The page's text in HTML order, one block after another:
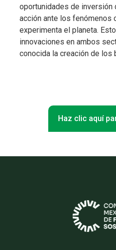
oportunidades de inversión
acción ante los fenómenos
experimenta el planeta.
innovaciones en ambos
conocida la creación de los
Haz clic aquí